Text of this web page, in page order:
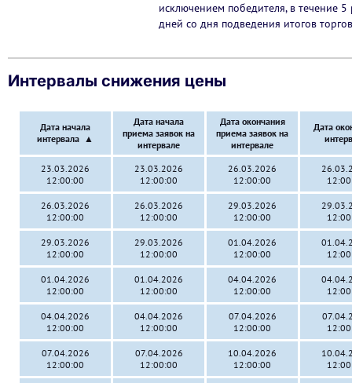
исключением победителя, в течение 5
дней со дня подведения итогов
Интервалы снижения цены
Дата начала
интервала ▲
Дата начала
приема заявок на
интервале
Дата окончания
приема заявок на
интервале
Дата
23.03.2026
12:00:00
23.03.2026
12:00:00
26.03.2026
12:00:00
26.03.2026
12:00:00
26.03.2026
12:00:00
29.03.2026
12:00:00
29.03.2026
12:00:00
29.03.2026
12:00:00
01.04.2026
12:00:00
01.04.2026
12:00:00
01.04.2026
12:00:00
04.04.2026
12:00:00
04.04.2026
12:00:00
04.04.2026
12:00:00
07.04.2026
12:00:00
07.04.2026
12:00:00
07.04.2026
12:00:00
10.04.2026
12:00:00